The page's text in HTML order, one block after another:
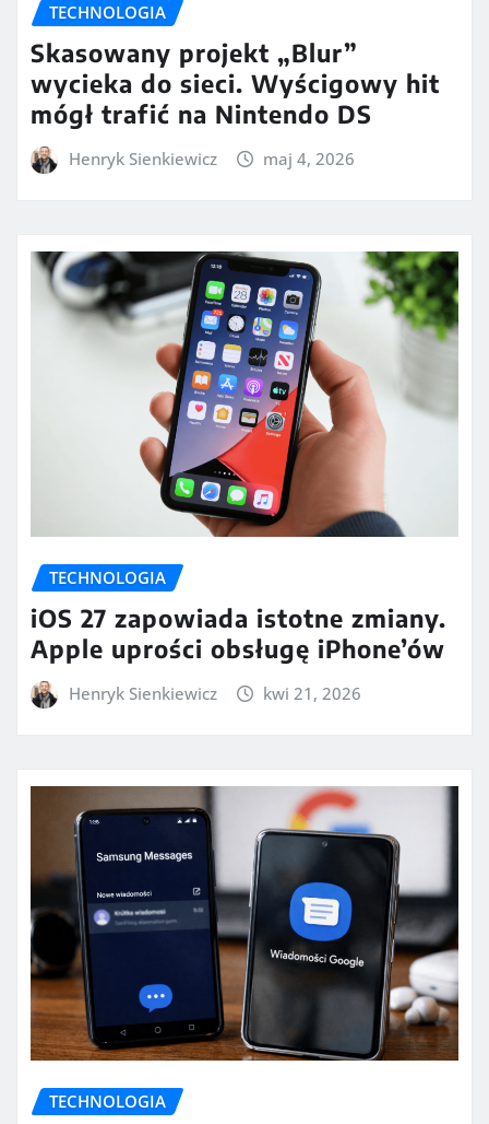
TECHNOLOGIA
Skasowany projekt „Blur”
wycieka do sieci. Wyścigowy hit
mógł trafić na Nintendo DS
Henryk Sienkiewicz maj 4, 2026
TECHNOLOGIA
iOS 27 zapowiada istotne zmiany.
Apple uprości obsługę iPhone’ów
Henryk Sienkiewicz kwi 21, 2026
TECHNOLOGIA